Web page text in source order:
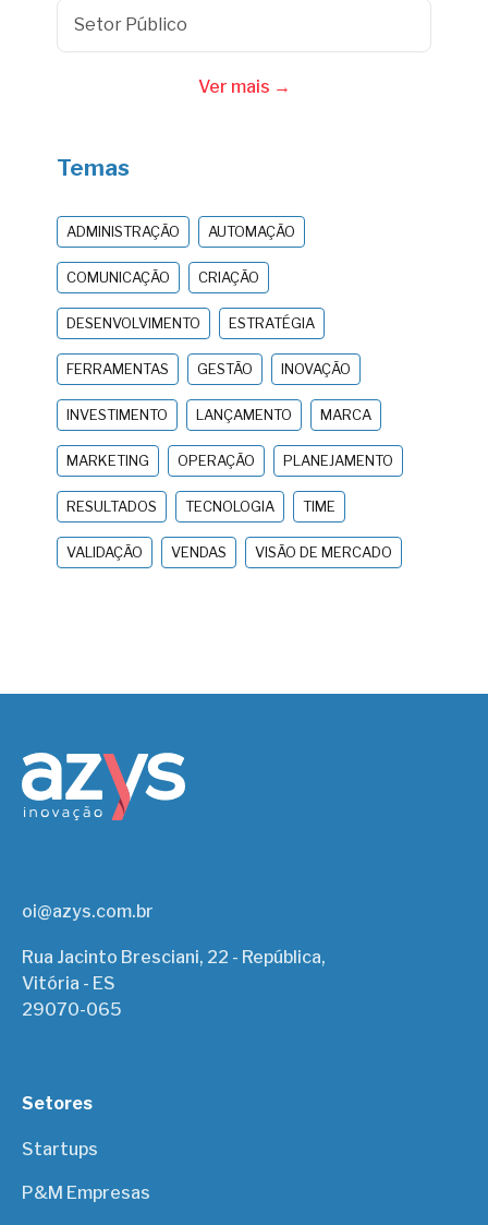
Setor Público
Ver mais →
Temas
ADMINISTRAÇÃO AUTOMAÇÃO
COMUNICAÇÃO CRIAÇÃO
DESENVOLVIMENTO ESTRATÉGIA
FERRAMENTAS GESTÃO INOVAÇÃO
INVESTIMENTO LANÇAMENTO MARCA
MARKETING OPERAÇÃO PLANEJAMENTO
RESULTADOS TECNOLOGIA TIME
VALIDAÇÃO VENDAS VISÃO DE MERCADO
oi@azys.com.br
Rua Jacinto Bresciani, 22 - República,
Vitória - ES
29070-065
Setores
Startups
P&M Empresas